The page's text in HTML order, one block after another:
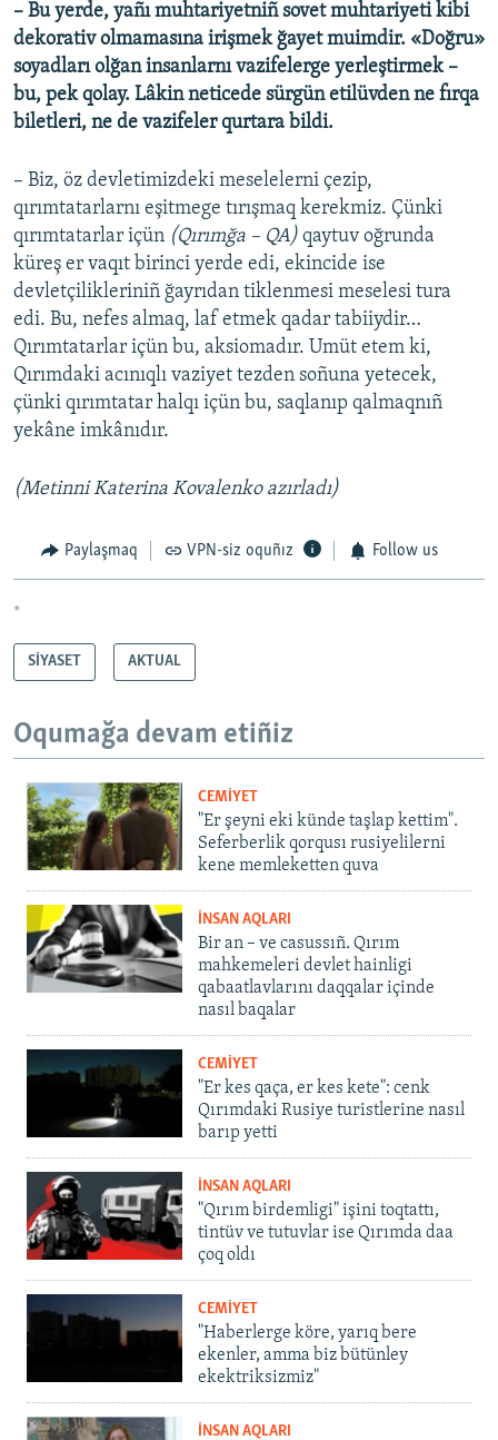
– Bu yerde, yañı muhtariyetniñ sovet muhtariyeti kibi
dekorativ olmamasına irişmek ğayet muimdir. «Doğru»
soyadları olğan insanlarnı vazifelerge yerleştirmek –
bu, pek qolay. Lâkin neticede sürgün etilüvden ne fırqa
biletleri, ne de vazifeler qurtara bildi.
– Biz, öz devletimizdeki meselelerni çezip,
qırımtatarlarnı eşitmege tırışmaq kerekmiz. Çünki
qırımtatarlar içün (Qırımğa – QA) qaytuv oğrunda
küreş er vaqıt birinci yerde edi, ekincide ise
devletçilikleriniñ ğayrıdan tiklenmesi meselesi tura
edi. Bu, nefes almaq, laf etmek qadar tabiiydir…
Qırımtatarlar içün bu, aksiomadır. Umüt etem ki,
Qırımdaki acınıqlı vaziyet tezden soñuna yetecek,
çünki qırımtatar halqı içün bu, saqlanıp qalmaqnıñ
yekâne imkânıdır.
(Metinni Katerina Kovalenko azırladı)
Paylaşmaq VPN-siz oquñız Follow us
*
SİYASET AKTUAL
Oqumağa devam etiñiz
CEMİYET
"Er şeyni eki künde taşlap kettim".
Seferberlik qorqusı rusiyelilerni
kene memleketten quva
İNSAN AQLARI
Bir an – ve casussıñ. Qırım
mahkemeleri devlet hainligi
qabaatlavlarını daqqalar içinde
nasıl baqalar
CEMİYET
"Er kes qaça, er kes kete": cenk
Qırımdaki Rusiye turistlerine nasıl
barıp yetti
İNSAN AQLARI
"Qırım birdemligi" işini toqtattı,
tintüv ve tutuvlar ise Qırımda daa
çoq oldı
CEMİYET
"Haberlerge köre, yarıq bere
ekenler, amma biz bütünley
ekektriksizmiz"
İNSAN AQLARI